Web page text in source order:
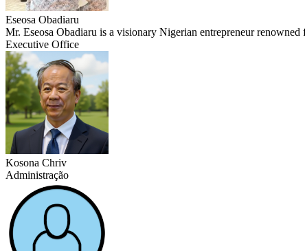
Eseosa Obadiaru
Mr. Eseosa Obadiaru is a visionary Nigerian entrepreneur
Executive Office
Kosona Chriv
Administração